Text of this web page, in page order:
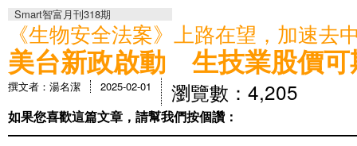
Smart智富月刊318期
《生物安全法案》上路在望，加速去
美台新政啟動 生技業股價可
撰文者：湯名潔 2025-02-01 瀏覽數：4,205
如果您喜歡這篇文章，請幫我們按個讚：